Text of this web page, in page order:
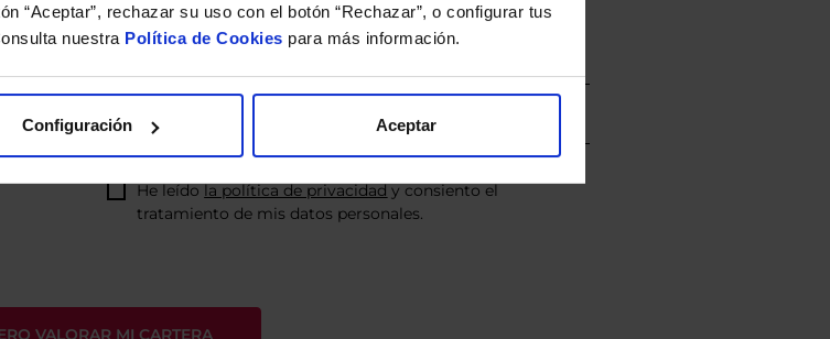
“Aceptar”, rechazar su uso con el botón “Rechazar”, o configurar tus
nuestra Política de Cookies para más información.
Configuración Aceptar
He leídola política de privacidady consiento el
tratamiento de mis datos personales.